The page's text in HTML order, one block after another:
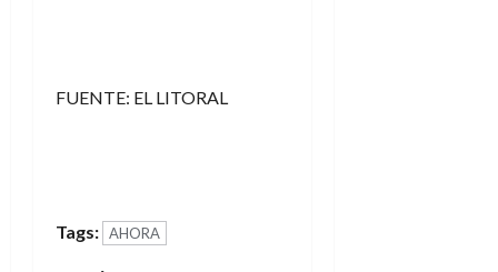
FUENTE: EL LITORAL
Tags: AHORA